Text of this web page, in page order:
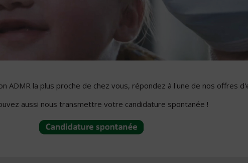
ADMR la plus proche de chez vous, répondez à l'une de nos offres
aussi nous transmettre votre candidature spontanée !